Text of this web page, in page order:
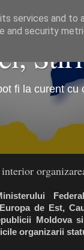
fi la curent
de Est,
Moldova
organizarii
services and to
and security